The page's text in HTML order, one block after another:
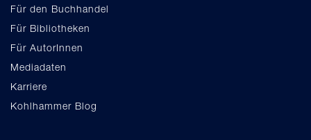
Für den Buchhandel
Für Bibliotheken
Für AutorInnen
Mediadaten
Karriere
Kohlhammer Blog